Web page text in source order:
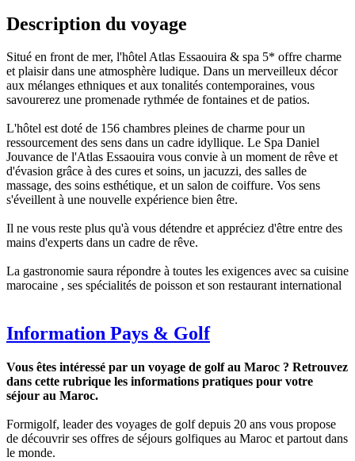
Description du voyage
Situé en front de mer, l'hôtel Atlas Essaouira & spa 5* offre charme
et plaisir dans une atmosphère ludique. Dans un merveilleux décor
aux mélanges ethniques et aux tonalités contemporaines, vous
savourerez une promenade rythmée de fontaines et de patios.
L'hôtel est doté de 156 chambres pleines de charme pour un
ressourcement des sens dans un cadre idyllique. Le Spa Daniel
Jouvance de l'Atlas Essaouira vous convie à un moment de rêve et
d'évasion grâce à des cures et soins, un jacuzzi, des salles de
massage, des soins esthétique, et un salon de coiffure. Vos sens
s'éveillent à une nouvelle expérience bien être.
Il ne vous reste plus qu'à vous détendre et appréciez d'être entre des
mains d'experts dans un cadre de rêve.
La gastronomie saura répondre à toutes les exigences avec sa cuisine
marocaine , ses spécialités de poisson et son restaurant international
Information Pays & Golf
Vous êtes intéressé par un voyage de golf au Maroc ? Retrouvez
dans cette rubrique les informations pratiques pour votre
séjour au Maroc.
Formigolf, leader des voyages de golf depuis 20 ans vous propose
de découvrir ses offres de séjours golfiques au Maroc et partout dans
le monde.